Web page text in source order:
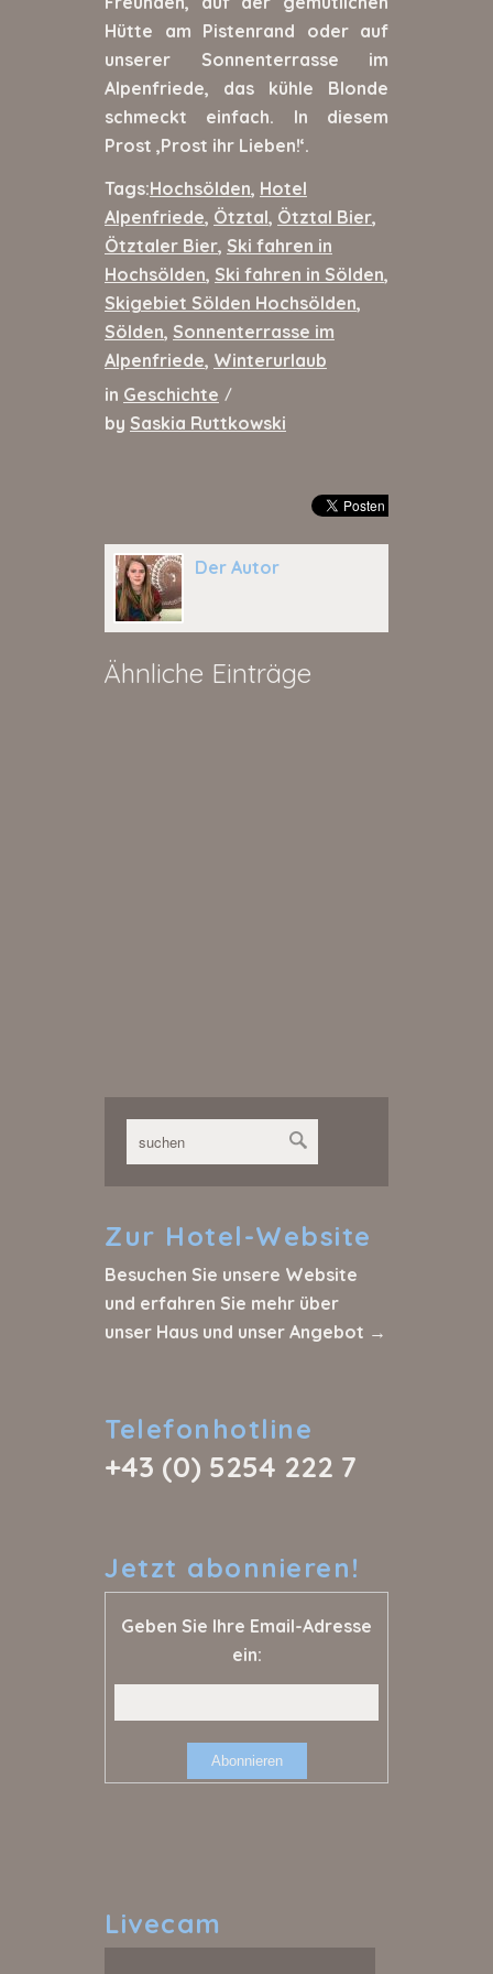
Hütte am Pistenrand oder auf
unserer Sonnenterrasse im
Alpenfriede, das kühle Blonde
schmeckt einfach. In diesem
Prost ‚Prost ihr Lieben!‘.
Tags:Hochsölden, Hotel
Alpenfriede, Ötztal, Ötztal Bier,
Ötztaler Bier, Ski fahren in
Hochsölden, Ski fahren in Sölden,
Skigebiet Sölden Hochsölden,
Sölden, Sonnenterrasse im
Alpenfriede, Winterurlaub
in Geschichte /
by Saskia Ruttkowski
Der Autor
Ähnliche Einträge
Zur Hotel-Website
Besuchen Sie unsere Website
und erfahren Sie mehr über
unser Haus und unser Angebot →
Telefonhotline
+43 (0) 5254 222 7
Jetzt abonnieren!
Geben Sie Ihre Email-Adresse
ein:
Livecam